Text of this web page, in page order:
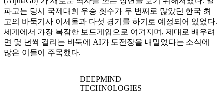
파고는 당시 국제대회 우승 횟수가 두 번째로 많았던 한국 최
고의 바둑기사 이세돌과 다섯 경기를 하기로 예정되어 있었다.
세계에서 가장 복잡한 보드게임으로 여겨지며, 제대로 배우려
면 몇 년씩 걸리는 바둑에 AI가 도전장을 내밀었다는 소식에
많은 이들이 주목했다.
DEEPMIND
TECHNOLOGIES